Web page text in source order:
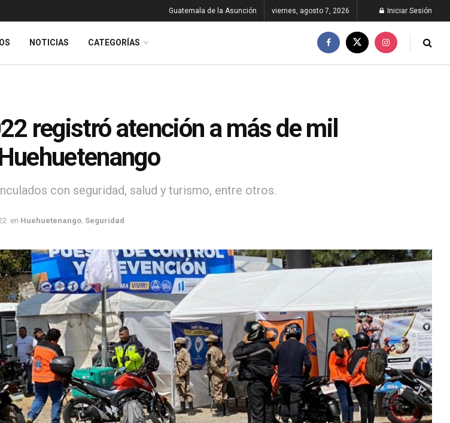
Guatemala de la Asunción viernes, agosto 7, 2026 Iniciar Sesión
NOTICIAS CATEGORÍAS
registró atención a más de mil
con seguridad, salud y turismo, entre otros.
en Huehuetenango Seguridad